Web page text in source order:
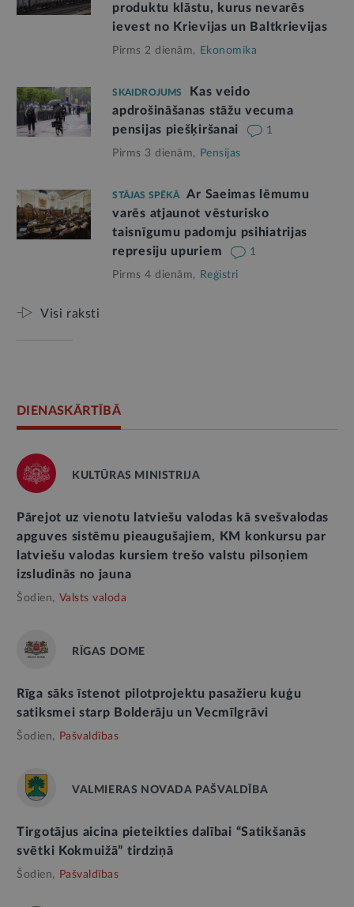
produktu klāstu, kurus nevarēs
ievest no Krievijas un Baltkrievijas
Pirms 2 dienām, Ekonomika
SKAIDROJUMS
Kas veido
apdrošināšanas stāžu vecuma
pensijas piešķiršanai
1
Pirms 3 dienām, Pensijas
STĀJAS SPĒKĀ
Ar Saeimas lēmumu
varēs atjaunot vēsturisko
taisnīgumu padomju psihiatrijas
represiju upuriem
1
Pirms 4 dienām, Reģistri
Visi raksti
DIENASKĀRTĪBĀ
KULTŪRAS MINISTRIJA
Pārejot uz vienotu latviešu valodas kā svešvalodas
apguves sistēmu pieaugušajiem, KM konkursu par
latviešu valodas kursiem trešo valstu pilsoņiem
izsludinās no jauna
Šodien, Valsts valoda
RĪGAS DOME
Rīga sāks īstenot pilotprojektu pasažieru kuģu
satiksmei starp Bolderāju un Vecmīlgrāvi
Šodien, Pašvaldības
VALMIERAS NOVADA PAŠVALDĪBA
Tirgotājus aicina pieteikties dalībai “Satikšanās
svētki Kokmuižā” tirdziņā
Šodien, Pašvaldības